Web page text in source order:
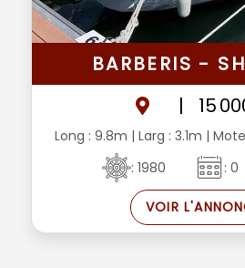
BARBERIS -
|
15
Long : 9.8m | Larg : 3.1m |
: 1980
: 0
VOIR